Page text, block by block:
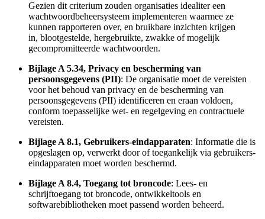
Gezien dit criterium zouden organisaties idealiter een
wachtwoordbeheersysteem implementeren waarmee ze
kunnen rapporteren over, en bruikbare inzichten krijgen
in, blootgestelde, hergebruikte, zwakke of mogelijk
gecompromitteerde wachtwoorden.
Bijlage A 5.34, Privacy en bescherming van
persoonsgegevens (PII): De organisatie moet de vereisten
voor het behoud van privacy en de bescherming van
persoonsgegevens (PII) identificeren en eraan voldoen,
conform toepasselijke wet- en regelgeving en contractuele
vereisten.
Bijlage A 8.1, Gebruikers-eindapparaten: Informatie die is
opgeslagen op, verwerkt door of toegankelijk via gebruikers-
eindapparaten moet worden beschermd.
Bijlage A 8.4, Toegang tot broncode: Lees- en
schrijftoegang tot broncode, ontwikkeltools en
softwarebibliotheken moet passend worden beheerd.